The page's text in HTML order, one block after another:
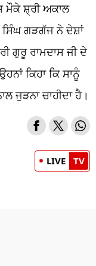
ਸ਼੍ਰੀ ਅਕਾਲ
ਸਿੰਘ ਗੜਗੱਜ ਨੇ ਦੇਸ਼ਾਂ
ਗੁਰੂ ਰਾਮਦਾਸ ਜੀ ਦੇ
ਕਿਹਾ ਕਿ ਸਾਨੂੰ
ਜੁੜਨਾ ਚਾਹੀਦਾ ਹੈ।
LIVE TV